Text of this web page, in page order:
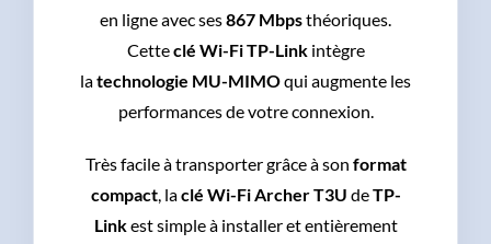
en ligne avec ses867 Mbpsthéoriques.
Cetteclé Wi-Fi TP-Linkintègre
latechnologie MU-MIMOqui augmente les
performances de votre connexion.
Très facile à transporter grâce à son format
compact, laclé Wi-Fi Archer T3U deTP-
Linkest simple à installer et entièrement